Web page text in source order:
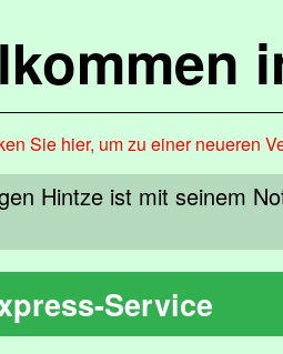
Sie hier, um zu einer neueren
Hintze ist mit seinem
Service